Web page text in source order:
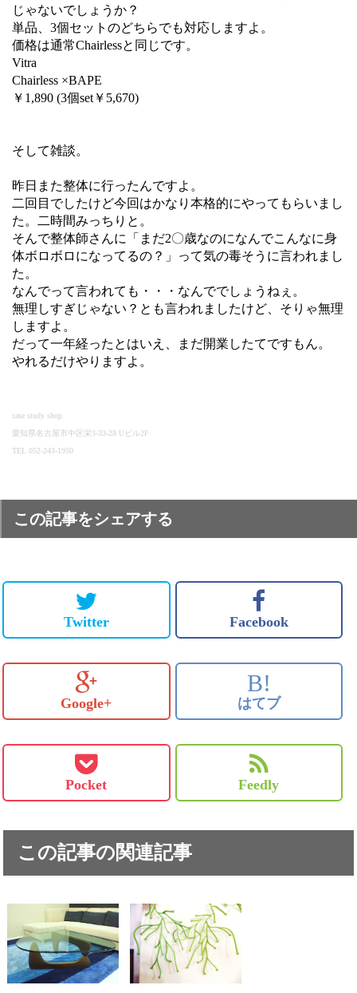
じゃないでしょうか？
単品、3個セットのどちらでも対応しますよ。
価格は通常Chairlessと同じです。
Vitra
Chairless ×BAPE
￥1,890 (3個set￥5,670)
そして雑談。
昨日また整体に行ったんですよ。
二回目でしたけど今回はかなり本格的にやってもらいまし
た。二時間みっちりと。
そんで整体師さんに「まだ2〇歳なのになんでこんなに身
体ボロボロになってるの？」って気の毒そうに言われまし
た。
なんでって言われても・・・なんででしょうねぇ。
無理しすぎじゃない？とも言われましたけど、そりゃ無理
しますよ。
だって一年経ったとはいえ、まだ開業したてですもん。
やれるだけやりますよ。
case study shop
愛知県名古屋市中区栄3-33-28 Uビル2F
TEL 052-243-1950
この記事をシェアする
Twitter Facebook
Google+
B!
はてブ
Pocket Feedly
この記事の関連記事